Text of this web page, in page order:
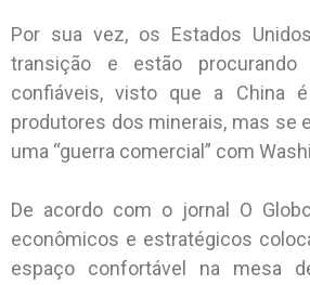
Por sua vez, os Estados
transição e estão procurando
confiáveis, visto que a China
produtores dos minerais, mas se
uma “guerra comercial” com
De acordo com o jornal O
econômicos e estratégicos
espaço confortável na mesa